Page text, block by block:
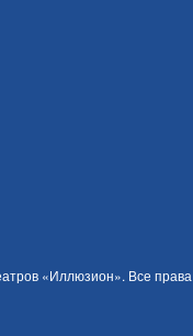
«Иллюзион». Все